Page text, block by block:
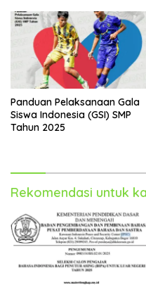
Panduan Pelaksanaan Gala
Siswa Indonesia (GSI) SMP
Tahun 2025
Rekomendasi untuk